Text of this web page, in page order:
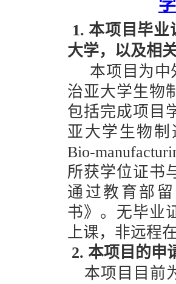
学
1. 本项目毕
大学，以及相
本项目为中
治亚大学生物
包括完成项目
亚大学生物
Bio-
所获学位证书
通过教育部
书》。无毕业
上课，非远程
2. 本项目的申
本项目目前